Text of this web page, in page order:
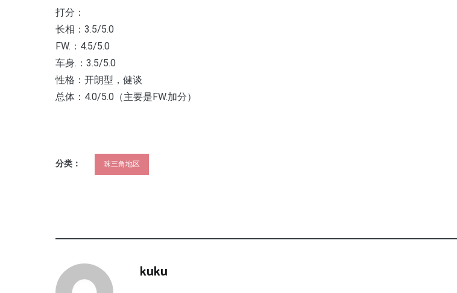
打分：
长相：3.5/5.0
FW.：4.5/5.0
车身.：3.5/5.0
性格：开朗型，健谈
总体：4.0/5.0（主要是FW.加分）
分类： 珠三角地区
kuku